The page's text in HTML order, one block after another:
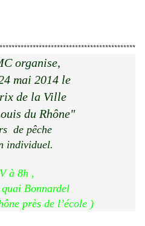
organise,
mai 2014 le
de la Ville
du Rhône"
de pêche
individuel.
à 8h ,
Bonnardel
près de l’école )